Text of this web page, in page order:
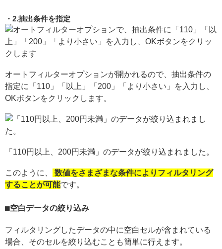
2.抽出条件を指定
オートフィルターオプションが開かれるので、抽出条件の
指定に「110」「以上」「200」「より小さい」を入力し、
OKボタンをクリックします。
「110円以上、200円未満」のデータが絞り込まれました。
このように、
数値をさまざまな条件によりフィルタリング
することが可能です。
空白データの絞り込み
フィルタリングしたデータの中に空白セルが含まれている
場合、そのセルを絞り込むことも簡単に行えます。